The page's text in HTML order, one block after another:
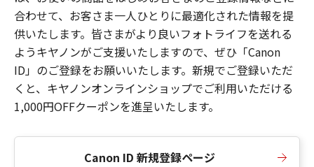
合わせて、お客さま一人ひとりに最適化された情報を提
供いたします。皆さまがより良いフォトライフを送れる
ようキヤノンがご支援いたしますので、ぜひ「Canon
ID」のご登録をお願いいたします。新規でご登録いただ
くと、キヤノンオンラインショップでご利用いただける
1,000円OFFクーポンを進呈いたします。
Canon ID 新規登録ページ